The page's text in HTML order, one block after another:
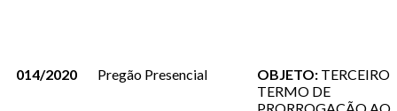
014/2020 Pregão Presencial OBJETO: TERCEIRO
TERMO DE